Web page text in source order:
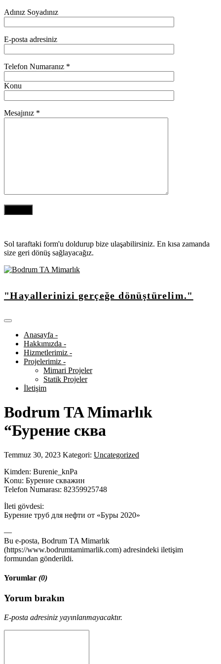
Adınız Soyadınız
E-posta adresiniz
Telefon Numaranız *
Konu
Mesajınız *
Sol taraftaki form'u doldurup bize ulaşabilirsiniz. En kısa zamanda
size geri dönüş sağlayacağız.
"Hayallerinizi gerçeğe dönüştürelim."
Anasayfa -
Hakkımızda -
Hizmetlerimiz -
Projelerimiz -
Mimari Projeler
Statik Projeler
İletişim
Bodrum TA Mimarlık
“Бурение сква
Temmuz 30, 2023 Kategori: Uncategorized
Kimden: Burenie_knPa
Konu: Бурение скважин
Telefon Numarası: 82359925748
İleti gövdesi:
Бурение труб для нефти от «Буры 2020»
—
Bu e-posta, Bodrum TA Mimarlık
(https://www.bodrumtamimarlik.com) adresindeki iletişim
formundan gönderildi.
Yorumlar (0)
Yorum bırakın
E-posta adresiniz yayınlanmayacaktır.